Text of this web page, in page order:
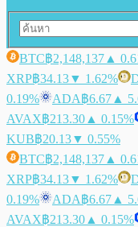
BTC฿2,148,137 ▲
XRP฿34.13▼ 1.62%
0.19%
ADA฿6.67 ▲
AVAX฿213.30 ▲ 0.15%
KUB฿20.13▼ 0.55%
BTC฿2,148,137 ▲
XRP฿34.13▼ 1.62%
0.19%
ADA฿6.67 ▲
AVAX฿213.30 ▲ 0.15%